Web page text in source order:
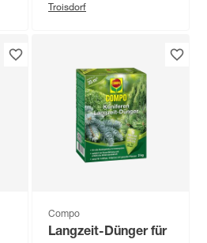
Troisdorf
Compo
Langzeit-Dünger für